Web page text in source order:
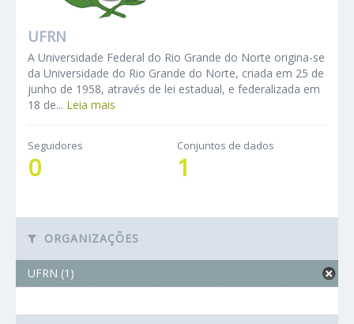
UFRN
A Universidade Federal do Rio Grande do Norte origina-se
da Universidade do Rio Grande do Norte, criada em 25 de
junho de 1958, através de lei estadual, e federalizada em
18 de... Leia mais
Seguidores
0
Conjuntos de dados
1
ORGANIZAÇÕES
UFRN (1)